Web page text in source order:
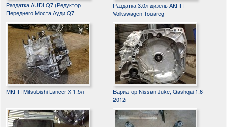
Раздатка AUDI Q7 (Редуктор
Переднего Моста Ауди Q7
Раздатка 3.0л дизель АКПП
Volkswagen Touareg
МКПП Mitsubishi Lancer X 1.5л
Вариатор Nissan Juke, Qashqai 1.6
2012г